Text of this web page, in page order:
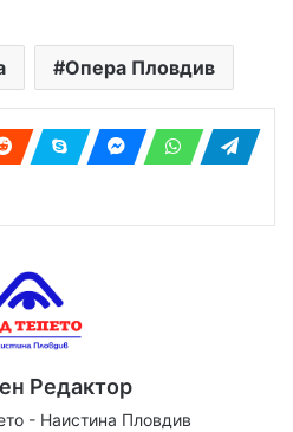
Опера Пловдив
Редактор
- Наистина Пловдив